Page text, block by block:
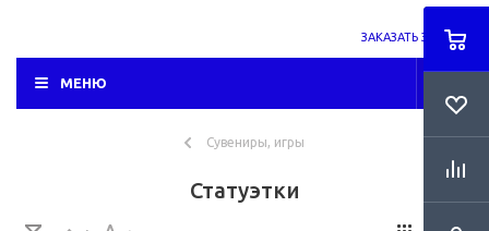
ЗАКАЗАТЬ ЗВОНОК
МЕНЮ
Сувениры, игры
Статуэтки